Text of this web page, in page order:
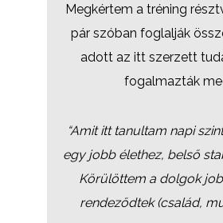
Megkértem a tréning
pár szóban foglalják
adott az itt szerzett
fogalmazták
“Amit itt tanultam napi
egy jobb élethez, belső
Körülöttem a dolgok
rendeződtek (család,